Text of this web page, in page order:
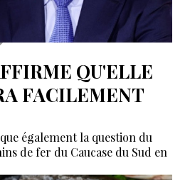
QU'ELLE
FACILEMENT
également la question du
de fer du Caucase du Sud en